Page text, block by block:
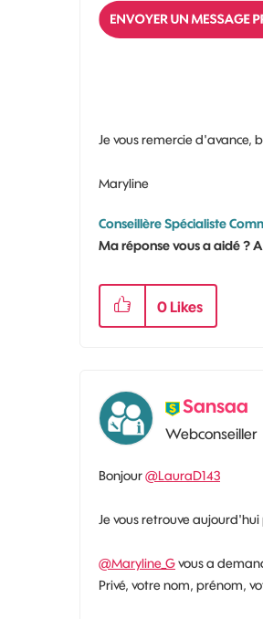
Je vous remercie d'avance,
Maryline
Conseillère Spécialiste
Ma réponse vous a aidé ?
0 Likes
Sansaa
Webconseiller
Bonjour@LauraD143
Je vous retrouve
@Maryline_Gvous a
Privé, votre nom, prénom,